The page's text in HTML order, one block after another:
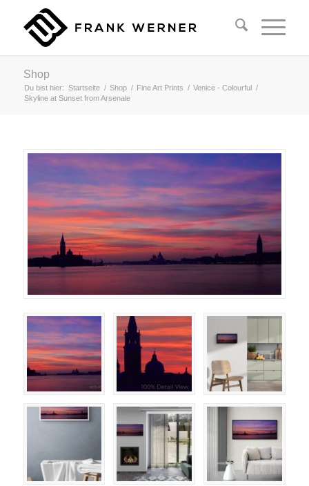
Shop
Du bist hier: Startseite / Shop / Fine Art Prints / Venice - Colourful /
Skyline at Sunset from Arsenale